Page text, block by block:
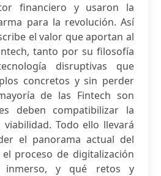
fi­nanciero y usaron la
para la revolución. Así
el valor que aportan al
tanto por su ­filosofía
disruptivas que
concretos y sin perder
de las Fintech son
deben compatibilizar la
Todo ello llevará
el panorama actual del
proceso de digitalización
y qué retos y